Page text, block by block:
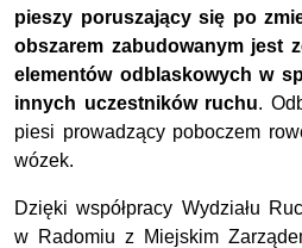
pieszy poruszający się po
obszarem zabudowanym jest
elementów odblaskowych w
innych uczestników ruchu.
piesi prowadzący poboczem
wózek.
Dzięki współpracy Wydziału
w Radomiu z Miejskim